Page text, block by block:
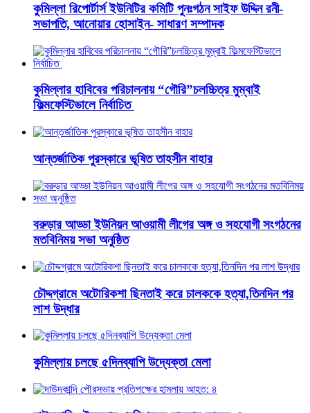
কুমিল্লা রিপোর্টার্স ইউনিটির কমিটি পুনঃগঠন সাইফ উদ্দিন রনী-
সভাপতি, আনোয়ার হোসাইন- সাধারণ সম্পাদক
কুমিল্লার হাবিবের পরিচালনায় “গৌরি”চলচ্চিত্র মুম্বাই
ফিল্মফেস্টিভালে নির্বাচিত
আন্তর্জাতিক পুরস্কারে ভূষিত তাহসীন বাহার
বরুড়ার আড্ডা ইউনিয়ন আওয়ামী লীগের অঙ্গ ও সহযোগী সংগঠনের
মতবিনিময় সভা অনুষ্ঠিত
চৌদ্দগ্রামে অটোরিকশা ছিনতাই করে চালককে হত্যা,তিনদিন পর
লাশ উদ্ধার
কুমিল্লায় চলছে ৫দিনব্যাপি উদ্যেক্তা মেলা